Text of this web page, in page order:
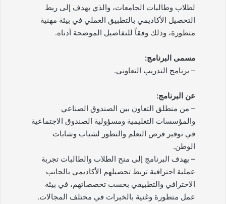
لطلاب وطالبات الجامعات، والذي يهدف إلى ربط
التحصيل الأكاديمي بالتطبيق العملي في بيئة مهنية
متطورة، وذلك وفقاً للتفاصيل الموضحة أدناه.
مسمى البرنامج:
– برنامج التدريب التعاوني.
عن البرنامج:
– من منطلق التعاون بين الصندوق الصناعي
والمؤسسات التعليمية ومسؤولية الصندوق الاجتماعية
في توفير فرص التعلم والتطور لشباب وشابات
الوطن.
– يهدف البرنامج إلى منح الطلاب والطالبات تجربة
عملية احترافية تربط تحصيلهم الأكاديمي بالجانب
الاحترافي والتطبيقي بحسب تخصصاتهم، في بيئة
عمل متطورة وغنية بالخبرات في مختلف المجالات.